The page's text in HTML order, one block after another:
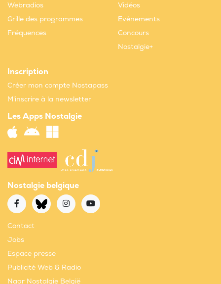
Webradios
Grille des programmes
Fréquences
Vidéos
Evènements
Concours
Nostalgie+
Inscription
Créer mon compte Nostapass
M'inscrire à la newsletter
Les Apps Nostalgie
Nostalgie belgique
Contact
Jobs
Espace presse
Publicité Web & Radio
Naar Nostalgie België